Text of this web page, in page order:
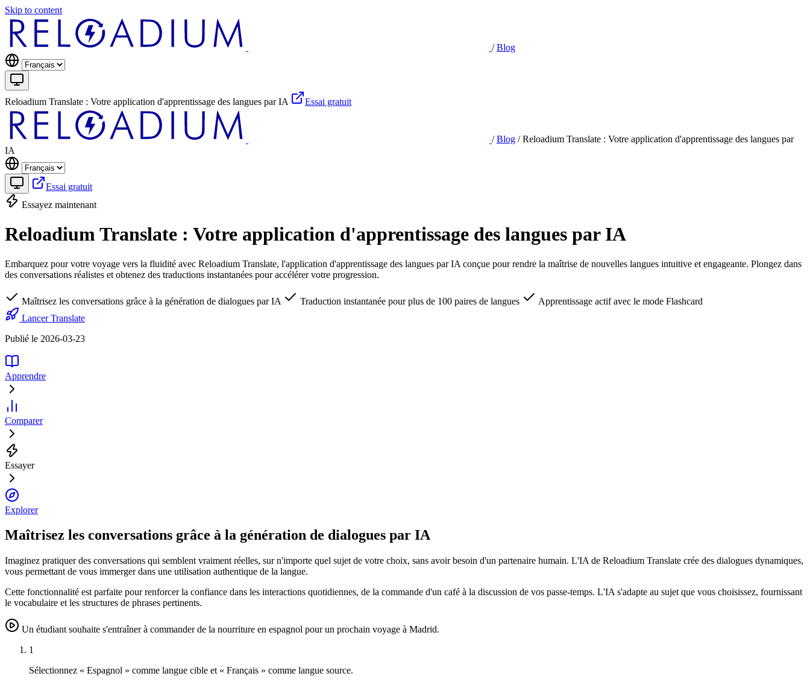
Skip to content
/ Blog
Reloadium Translate : Votre application d'apprentissage des langues par IA Essai gratuit
/ Blog / Reloadium Translate : Votre application d'apprentissage des langues par
IA
Essai gratuit
Essayez maintenant
Reloadium Translate : Votre application d'apprentissage des langues par IA
Embarquez pour votre voyage vers la fluidité avec Reloadium Translate, l'application d'apprentissage des langues par IA conçue pour rendre la maîtrise de nouvelles langues intuitive et engageante. Plongez dans
des conversations réalistes et obtenez des traductions instantanées pour accélérer votre progression.
Maîtrisez les conversations grâce à la génération de dialogues par IA Traduction instantanée pour plus de 100 paires de langues
Apprentissage actif avec le mode Flashcard
Lancer Translate
Publié le 2026-03-23
Apprendre
Comparer
Essayer
Explorer
Maîtrisez les conversations grâce à la génération de dialogues par IA
Imaginez pratiquer des conversations qui semblent vraiment réelles, sur n'importe quel sujet de votre choix, sans avoir besoin d'un partenaire humain. L'IA de Reloadium Translate crée des dialogues dynamiques,
vous permettant de vous immerger dans une utilisation authentique de la langue.
Cette fonctionnalité est parfaite pour renforcer la confiance dans les interactions quotidiennes, de la commande d'un café à la discussion de vos passe-temps. L'IA s'adapte au sujet que vous choisissez, fournissant
le vocabulaire et les structures de phrases pertinents.
Un étudiant souhaite s'entraîner à commander de la nourriture en espagnol pour un prochain voyage à Madrid.
1
Sélectionnez « Espagnol » comme langue cible et « Français » comme langue source.